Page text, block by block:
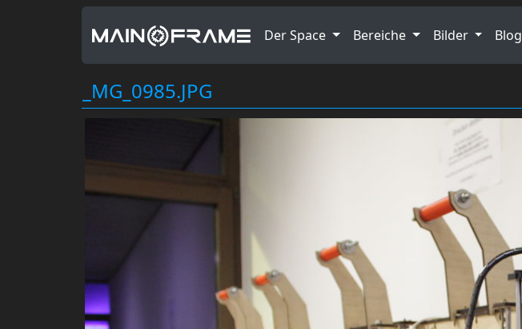
Der Space Bereiche Bilder Blog
_MG_0985.JPG